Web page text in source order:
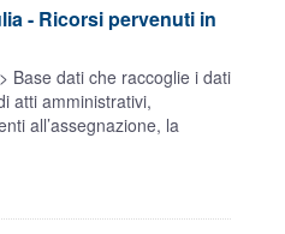
- Ricorsi pervenuti in
Base dati che raccoglie i dati
atti amministrativi,
all’assegnazione, la